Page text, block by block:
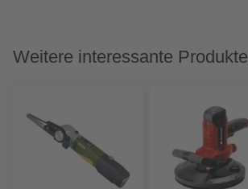
Weitere interessante Produkte